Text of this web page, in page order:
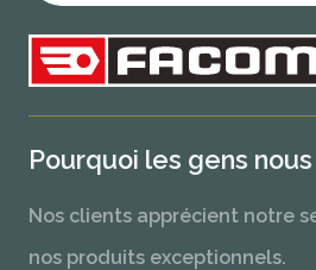
Pourquoi les gens
Nos clients apprécient notre
nos produits exceptionnels.